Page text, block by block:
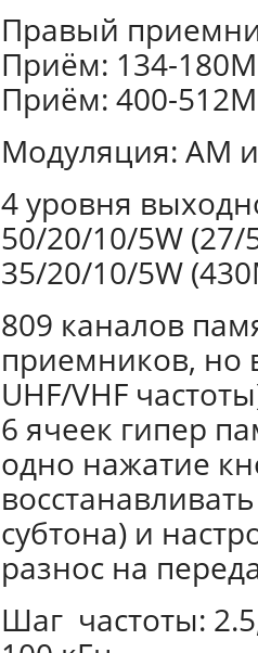
Правый
Приём: 134-
Приём: 400-
Модуляция: AM
4 уровня
50/20/10/5W (27/
35/20/10/5W
809 каналов
приемников, но
UHF/VHF
6 ячеек гипер
одно нажатие
субтона) и
разнос на
Шаг частоты: